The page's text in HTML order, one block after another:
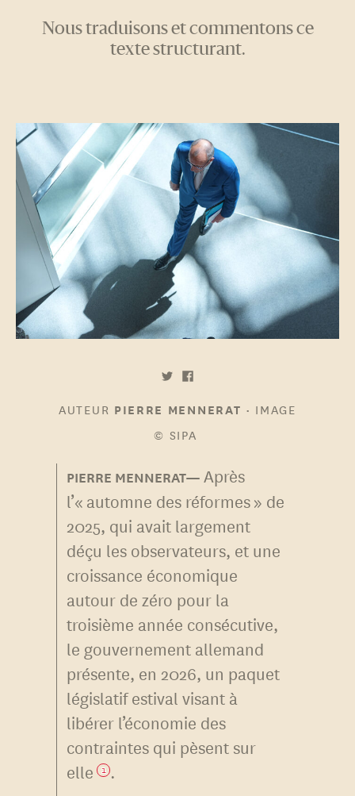
Nous traduisons et commentons ce
texte structurant.
AUTEUR PIERRE MENNERAT • IMAGE
© SIPA
Après
l’« automne des réformes » de
2025, qui avait largement
déçu les observateurs, et une
croissance économique
autour de zéro pour la
troisième année consécutive,
le gouvernement allemand
présente, en 2026, un paquet
législatif estival visant à
libérer l’économie des
contraintes qui pèsent sur
elle 1 .